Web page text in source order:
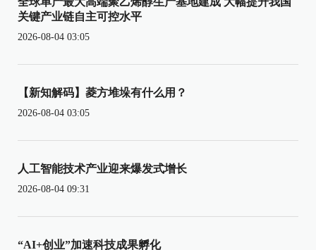
关键产业链自主可控水平
2026-08-04 03:05
【新知解码】菱方堆垛有什么用？
2026-08-04 03:05
人工智能技术产业迎来爆发式增长
2026-08-04 09:31
“AI+创业”加速科技成果孵化